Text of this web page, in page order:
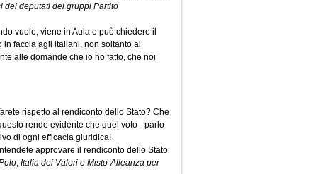
dei deputati dei gruppi Partito
vuole, viene in Aula e può chiedere il
in faccia agli italiani, non soltanto ai
alle domande che io ho fatto, che noi
rispetto al rendiconto dello Stato? Che
rende evidente che quel voto - parlo
di ogni efficacia giuridica!
approvare il rendiconto dello Stato
, Italia dei Valori e Misto-Alleanza per